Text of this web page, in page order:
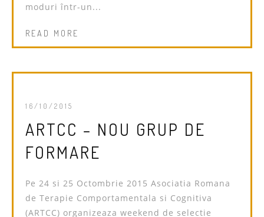
moduri într-un...
READ MORE
16/10/2015
ARTCC – NOU GRUP DE
FORMARE
Pe 24 si 25 Octombrie 2015 Asociatia Romana
de Terapie Comportamentala si Cognitiva
(ARTCC) organizeaza weekend de selectie